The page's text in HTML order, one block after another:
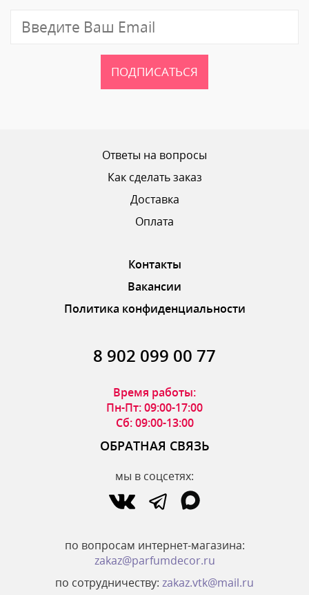
ОТПРАВИТЬ ОТЗЫВ
ПОДПИСАТЬСЯ
Ответы на вопросы
Как сделать заказ
Доставка
Оплата
Контакты
Вакансии
Политика конфиденциальности
8 902 099 00 77
Время работы:
Пн-Пт: 09:00-17:00
Сб: 09:00-13:00
ОБРАТНАЯ СВЯЗЬ
мы в соцсетях:
по вопросам интернет-магазина:
zakaz@parfumdecor.ru
по сотрудничеству: zakaz.vtk@mail.ru